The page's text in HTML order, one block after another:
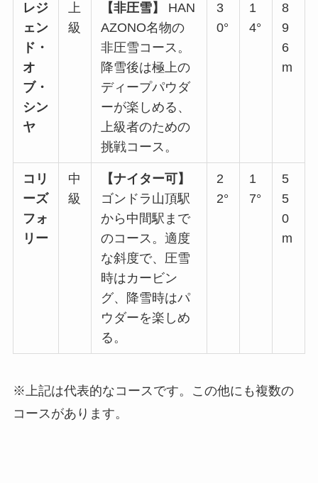
レジ
ェン
ド・
オ
ブ・
シン
ヤ
上
級
【非圧雪】
HAN
AZONO名物の
非圧雪コース。
降雪後は極上の
ディープパウダ
ーが楽しめる、
上級者のための
挑戦コース。
3
0°
1
4°
8
9
6
m
コリ
ーズ
フォ
リー
中
級
【ナイター可】
ゴンドラ山頂駅
から中間駅まで
のコース。適度
な斜度で、圧雪
時はカービン
グ、降雪時はパ
ウダーを楽しめ
る。
2
2°
1
7°
5
5
0
m
※上記は代表的なコースです。この他にも複数の
コースがあります。